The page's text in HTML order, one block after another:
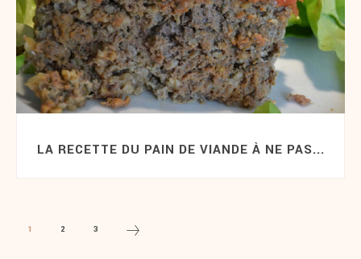
LA RECETTE DU PAIN DE VIANDE À NE PAS...
1 2 3